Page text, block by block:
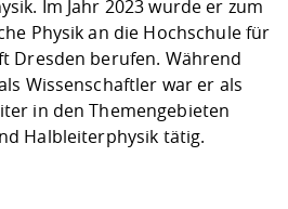
Im Jahr 2023 wurde er zum
Physik an die Hochschule für
Dresden berufen. Während
Wissenschaftler war er als
in den Themengebieten
Halbleiterphysik tätig.